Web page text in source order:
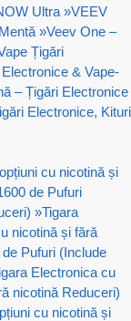
Ultra »VEEV
»Veev One –
Țigări
& Vape-
– Țigări Electronice
Electronice, Kituri
cu nicotină și
de Pufuri
»Tigara
nicotină și fără
Pufuri (Include
Electronica cu
nicotină Reduceri)
cu nicotină și